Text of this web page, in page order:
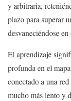
y arbitraria,
plazo para superar
desvaneciéndose
El aprendizaje
profunda en el
conectado a una
mucho más lento y